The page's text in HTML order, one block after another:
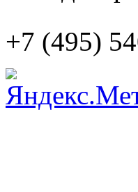
+7 (495)